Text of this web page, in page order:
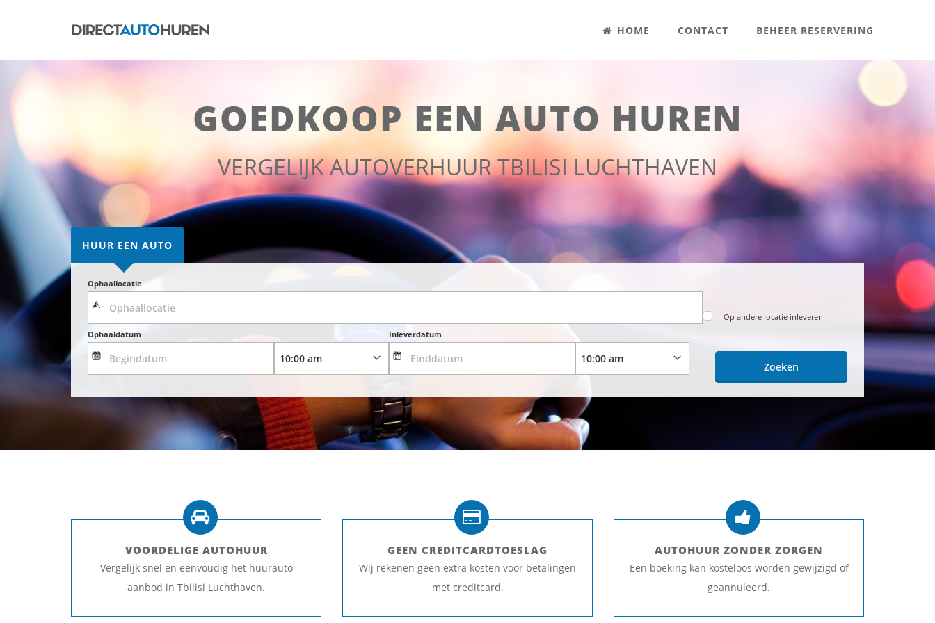
HOME CONTACT BEHEER RESERVERING
GOEDKOOP EEN AUTO HUREN
VERGELIJK AUTOVERHUUR TBILISI LUCHTHAVEN
HUUR EEN AUTO
Ophaallocatie
Op andere locatie inleveren
Ophaaldatum
Inleverdatum
Zoeken
VOORDELIGE AUTOHUUR
Vergelijk snel en eenvoudig het huurauto
aanbod in Tbilisi Luchthaven.
GEEN CREDITCARDTOESLAG
Wij rekenen geen extra kosten voor betalingen
met creditcard.
AUTOHUUR ZONDER ZORGEN
Een boeking kan kosteloos worden gewijzigd of
geannuleerd.